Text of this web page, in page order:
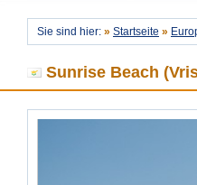
Sie sind hier: » Startseite »
Sunrise Beach